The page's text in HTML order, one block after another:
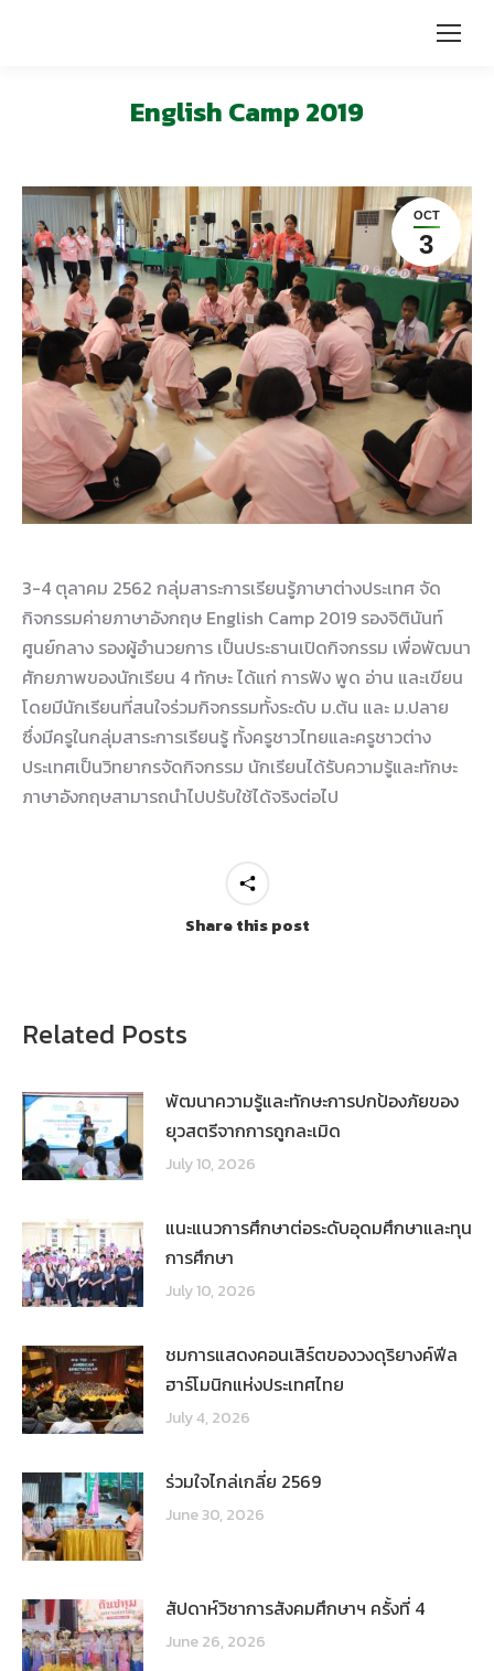
English Camp 2019
OCT
3
3-4 ตุลาคม 2562 กลุ่มสาระการเรียนรู้ภาษาต่างประเทศ จัด
กิจกรรมค่ายภาษาอังกฤษ English Camp 2019 รองจิตินันท์
ศูนย์กลาง รองผู้อำนวยการ เป็นประธานเปิดกิจกรรม เพื่อพัฒนา
ศักยภาพของนักเรียน 4 ทักษะ ได้แก่ การฟัง พูด อ่าน และเขียน
โดยมีนักเรียนที่สนใจร่วมกิจกรรมทั้งระดับ ม.ต้น และ ม.ปลาย
ซึ่งมีครูในกลุ่มสาระการเรียนรู้ ทั้งครูชาวไทยและครูชาวต่าง
ประเทศเป็นวิทยากรจัดกิจกรรม นักเรียนได้รับความรู้และทักษะ
ภาษาอังกฤษสามารถนำไปปรับใช้ได้จริงต่อไป
Share this post
Related Posts
พัฒนาความรู้และทักษะการปกป้องภัยของ
ยุวสตรีจากการถูกละเมิด
July 10, 2026
แนะแนวการศึกษาต่อระดับอุดมศึกษาและทุน
การศึกษา
July 10, 2026
ชมการแสดงคอนเสิร์ตของวงดุริยางค์ฟีล
ฮาร์โมนิกแห่งประเทศไทย
July 4, 2026
ร่วมใจไกล่เกลี่ย 2569
June 30, 2026
สัปดาห์วิชาการสังคมศึกษาฯ ครั้งที่ 4
June 26, 2026